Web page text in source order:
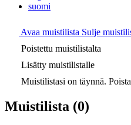
suomi
Avaa muistilista Sulje
Poistettu muistilistalta
Lisätty muistilistalle
Muistilistasi on täynnä.
Muistilista (0)